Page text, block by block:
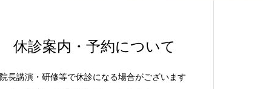
休診案内・予約について
院長講演・研修等で休診になる場合がございます